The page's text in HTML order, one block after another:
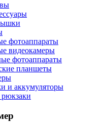
фотоаппараты
видеокамеры
фотоаппараты
планшеты
и аккумуляторы